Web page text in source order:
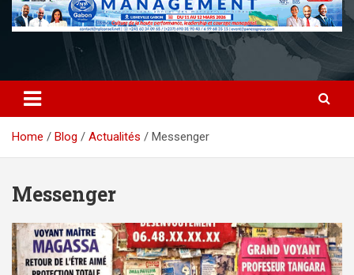
Home Blog Actualités Messenger
Messenger